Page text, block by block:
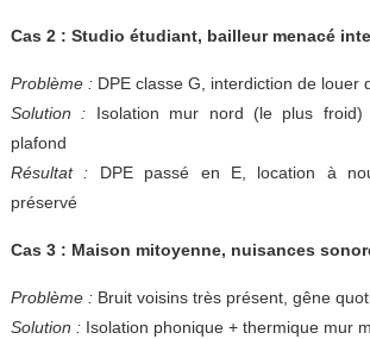
Cas 2 : Studio étudiant, bailleur menacé
Problème :DPE classe G, interdiction de louer
Solution : Isolation mur nord (le plus froid)
plafond
Résultat : DPE passé en E, location à
préservé
Cas 3 : Maison mitoyenne, nuisances
Problème :Bruit voisins très présent, gêne
Solution :Isolation phonique + thermique mur